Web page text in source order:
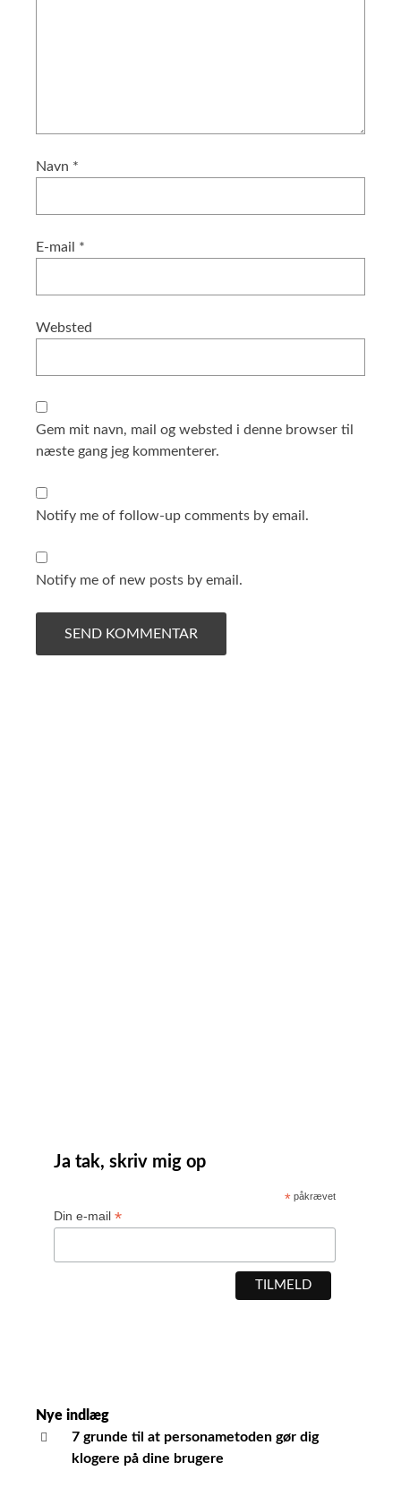
Navn *
E-mail *
Websted
Gem mit navn, mail og websted i denne browser til
næste gang jeg kommenterer.
Notify me of follow-up comments by email.
Notify me of new posts by email.
Ja tak, skriv mig op
*påkrævet
Din e-mail *
Nye indlæg
7 grunde til at personametoden gør dig
klogere på dine brugere